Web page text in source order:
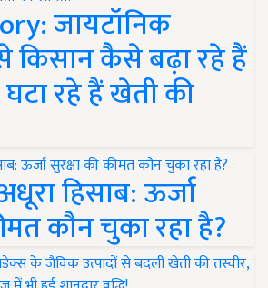
जायटॉनिक
किसान कैसे बढ़ा रहे हैं
रहे हैं खेती की
हिसाब: ऊर्जा
कौन चुका रहा है?